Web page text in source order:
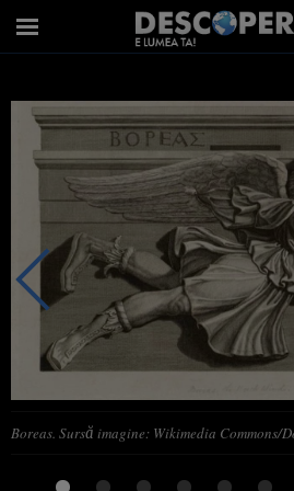
Boreas. Sursă imagine: Wikimedia Commons/